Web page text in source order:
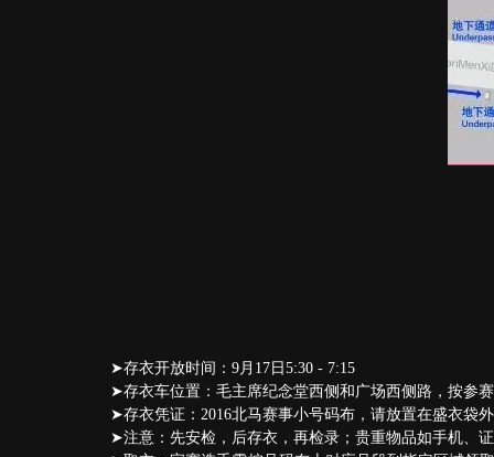
➤存衣开放时间：9月17日5:30 - 7:15
➤存衣车位置：毛主席纪念堂西侧和广场西侧路，按参
➤存衣凭证：2016北马赛事小号码布，请放置在盛衣袋
➤注意：先安检，后存衣，再检录；贵重物品如手机、